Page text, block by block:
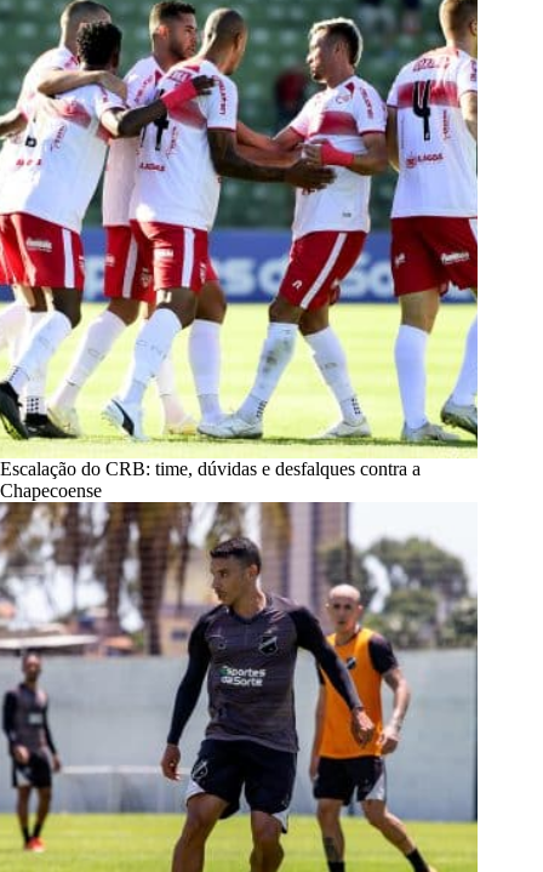
Escalação do CRB: time, dúvidas e desfalques contra a
Chapecoense